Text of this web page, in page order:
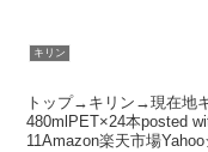
キリン
トップ→キリン→現在地
480mlPET×24本posted
11Amazon楽天市場